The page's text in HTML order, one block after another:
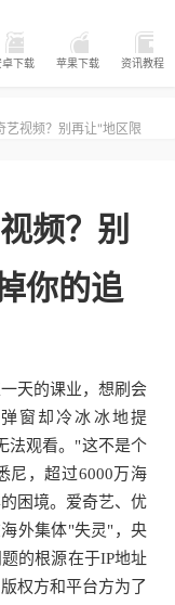
卓下载 苹果下载 资讯教程
艺视频？别再让"地区限
频？别
你的追
天的课业，想刷会
窗却冷冰冰地提
法观看。"这不是个
尼，超过6000万海
困境。爱奇艺、优
外集体"失灵"，央
的根源在于IP地址
权方和平台方为了